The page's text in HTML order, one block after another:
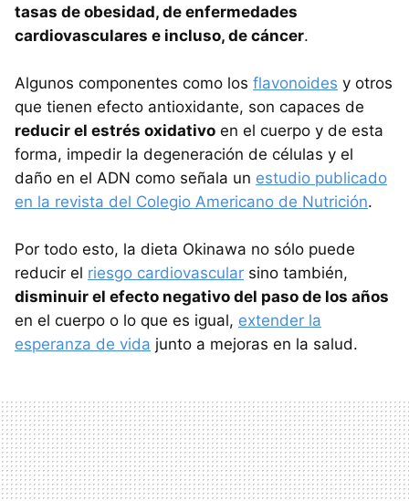
tasas de obesidad, de enfermedades
cardiovasculares e incluso, de cáncer.
Algunos componentes como los flavonoides y otros
que tienen efecto antioxidante, son capaces de
reducir el estrés oxidativo en el cuerpo y de esta
forma, impedir la degeneración de células y el
daño en el ADN como señala un estudio publicado
en la revista del Colegio Americano de Nutrición.
Por todo esto, la dieta Okinawa no sólo puede
reducir el riesgo cardiovascular sino también,
disminuir el efecto negativo del paso de los años
en el cuerpo o lo que es igual, extender la
esperanza de vida junto a mejoras en la salud.